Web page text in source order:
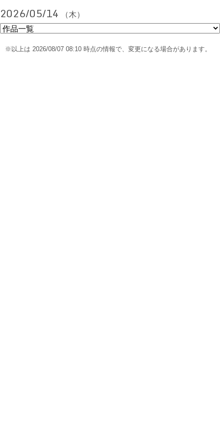
2026/05/14 （木）
※以上は 2026/08/07 08:10 時点の情報で、変更になる場合があります。